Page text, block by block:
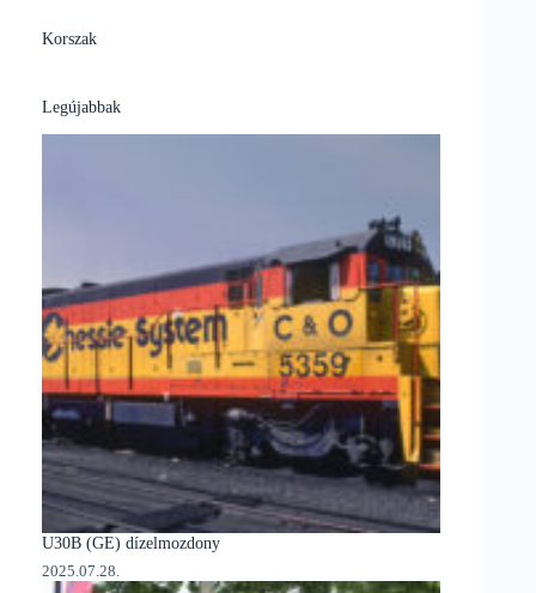
Korszak
Legújabbak
U30B (GE) dízelmozdony
2025.07.28.